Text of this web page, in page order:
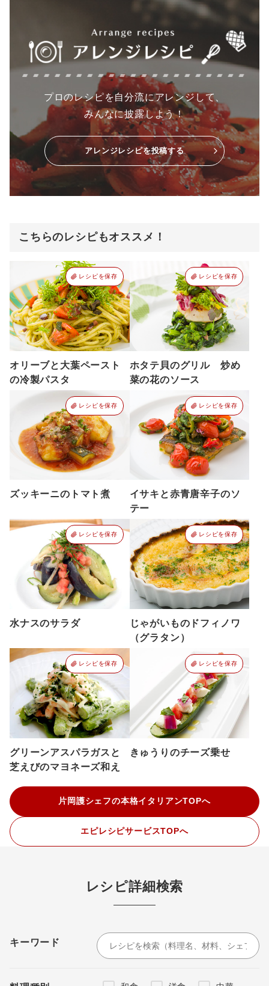
プロのレシピを自分流にアレンジして、
みんなに披露しよう！
アレンジレシピを投稿する
こちらのレシピもオススメ！
レシピを保存
オリーブと大葉ペースト
の冷製パスタ
レシピを保存
ホタテ貝のグリル 炒め
菜の花のソース
レシピを保存
ズッキーニのトマト煮
レシピを保存
イサキと赤青唐辛子のソ
テー
レシピを保存
水ナスのサラダ
レシピを保存
じゃがいものドフィノワ
（グラタン）
レシピを保存
グリーンアスパラガスと
芝えびのマヨネーズ和え
レシピを保存
きゅうりのチーズ乗せ
片岡護シェフの本格イタリアンTOPへ
エピレシピサービスTOPへ
レシピ詳細検索
キーワード